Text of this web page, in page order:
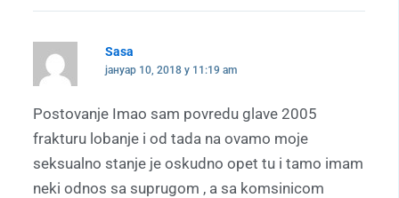
Sasa
јануар 10, 2018 у 11:19 am
Postovanje Imao sam povredu glave 2005
frakturu lobanje i od tada na ovamo moje
seksualno stanje je oskudno opet tu i tamo imam
neki odnos sa suprugom , a sa komsinicom